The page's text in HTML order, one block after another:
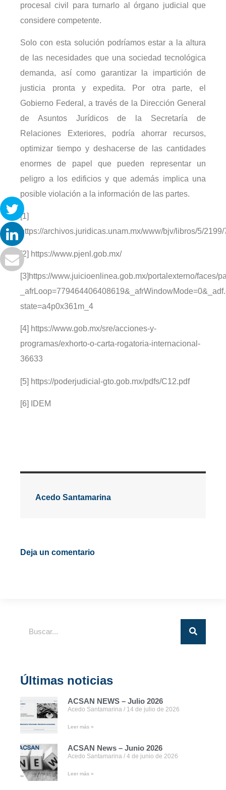
procesal civil para turnarlo al órgano judicial que
considere competente.
Solo con esta solución podríamos estar a la altura
de las necesidades que una sociedad tecnológica
demanda, así como garantizar la impartición de
justicia pronta y expedita. Por otra parte, el
Gobierno Federal, a través de la Dirección General
de Asuntos Jurídicos de la Secretaría de
Relaciones Exteriores, podría ahorrar recursos,
optimizar tiempo y deshacerse de las cantidades
enormes de papel que pueden representar un
peligro a los edificios y que además implica una
posible violación a la información de las partes.
[1]
https://archivos.juridicas.unam.mx/www/bjv/libros/5/2199/
[2] https://www.pjenl.gob.mx/
[3]https://www.juicioenlinea.gob.mx/portalexterno/faces/
state=a4p0x361m_4
[4] https://www.gob.mx/sre/acciones-y-
programas/exhorto-o-carta-rogatoria-internacional-
36633
[5] https://poderjudicial-gto.gob.mx/pdfs/C12.pdf
[6] IDEM
Acedo Santamarina
Deja un comentario
Últimas noticias
ACSAN NEWS – Julio 2026
Acedo Santamarina 14 de julio de 2026
Leer más »
ACSAN News – Junio 2026
Acedo Santamarina 4 de junio de 2026
Leer más »